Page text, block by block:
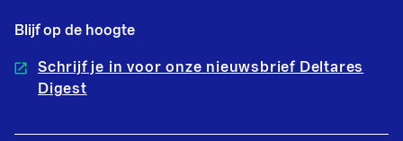
Blijf op de hoogte
Schrijf je in voor onze nieuwsbrief Deltares
Digest